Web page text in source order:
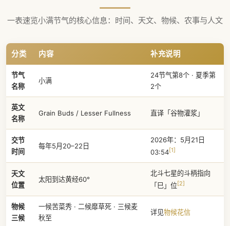
一表速览小满节气的核心信息：时间、天文、物候、农事与人文
分类 内容 补充说明
节气
名称
小满
24节气第8个 · 夏季第
2个
英文
名称
Grain Buds / Lesser Fullness 直译「谷物灌浆」
交节
时间
每年5月20–22日
2026年：5月21日
03:54[1]
天文
位置
太阳到达黄经60°
北斗七星的斗柄指向
「巳」位 [2]
物候
三候
一候苦菜秀 · 二候靡草死 · 三候麦
秋至
详见物候花信